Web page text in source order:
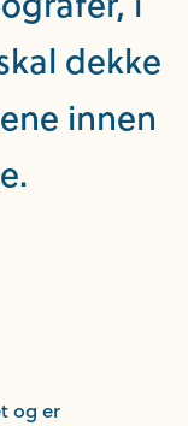
dekke
innen
og er